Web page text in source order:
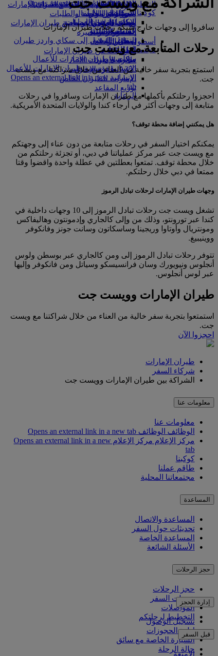
تناول الطعام في الدرجة السياحية
الممتازة
وجبات الدرجة السياحية
المشروبات
أسطول طائراتنا
بوينج 777
طائرة الإمارات A380
A350 طائرة الإمارات
الإمارات للطيران الخاص
توزيع المقاعد
السوق الحرة
متجرنا الرسمي
التسلية للأطفال
الترفيه عن الأطفال
ألعاب الأطفال
أنشطة للأطفال
in a new tab
كوكبنا
الاستدامة في العمليات
السياسة البيئية
التقارير البيئية
مجتمعاتنا المحلية
مؤسسة طيران الإمارات للأعمال
الإنسانيةمؤسسة طيران الإمارات للأعمال
الإنسانية Opens an external link in a new
tab
الرعاية
Opens an external link in a new tab
شركاؤنا
سكاي واردز رايل
حاسبة الأميال
تسجيل الدخول إلى سكاي واردز طيران
الإمارات
سكاي واردز+
السفر لأصحاب الهمم مع طيران الإمارات
المساعدة الخاصة والطلبات
تجربتكم على متن الطائرة
الأدوات والموارد
الهاتف المتحرك وتطبيق طيران الإمارات
إلغاء حجز أو تغييره
تعطل الرحلات
معلومات عن طيران الإمارات
سافروا إلى وجهات خارج شبكة رحلات طيران الإمارات
رحلات المتابعة مع ويست جت
استمتع بتجربة سفر خالية من العناء من خلال شراكتنا مع ويست
جت.
احجزوا رحلتكم بأكملها مع طيران الإمارات وسافروا في رحلات
متابعة إلى وجهات أكثر في أرجاء كندا والولايات المتحدة الأمريكية.
هل يمكنني إضافة محطة توقف؟
يمكنكم اختيار السفر في رحلات متابعة من دون عناء إلى وجهتكم
مع ويست جت عبر مركز عملياتنا في دبي، أو تجزئة رحلتكم من
خلال محطة توقف. تمتعوا بعطلتين في عطلة واحدة واقضوا وقتا
ممتعا في دبي خلال رحلتكم.
وجهات طيران الإمارات لرحلات تبادل الرموز
تشغل ويست جت رحلات تبادل الرموز إلى 10 وجهات داخلية في
كندا عبر تورونتو، وذلك من وإلى كالجاري وإدمونتون وهاليفاكس
ومونتريال وأوتاوا وريجينا وساسكاتون وسانت جونز وفانكوفر
ووينيبيغ.
تتوفر رحلات تبادل الرموز إلى ومن كالجاري عبر بوسطن ولوس
أنجلوس ونيويورك وسان فرانسيسكو وسياتل ومن فانكوفر وإليها
عبر لوس أنجلوس.
طيران الإمارات وويست جت
استمتعوا بتجربة سفر خالية من العناء من خلال شراكتنا مع ويست
جت.
احجزوا الآن
طيران الإمارات
شركاء السفر
الشراكة بين طيران الإمارات وويست جت
معلومات عنا
معلومات عنا
الوظائف الوظائف Opens an external link in a new tab
مركز الإعلام
مركز الإعلام Opens an external link in a new
tab
كوكبنا
طاقم عملنا
مجتمعاتنا المحلية
المساعدة
المساعدة والاتصال
تحديثات حول السفر
المساعدة الخاصة
الأسئلة الشائعة
حجز الرحلات
حجز الرحلات
خدمات السفر
المواصلات
التخطيط لرحلتكم
إدارة الحجز
تسجيل الوصول
إدارة الحجوزات
السيارة الخاصة مع سائق
حالة الرحلة
قبل السفر
الأمتعة